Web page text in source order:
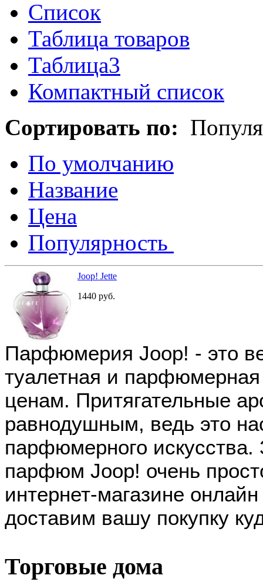
Список
Таблица товаров
Таблица3
Компактный список
Сортировать по:
По умолчанию
Название
Цена
Популярность
Joop! Jette
1440 руб.
Парфюмерия Joop! - это
туалетная и
ценам. Притягательные
равнодушным, ведь это
парфюмерного искусства.
парфюм Joop! очень
интернет-магазине
доставим вашу покупку
Торговые дома